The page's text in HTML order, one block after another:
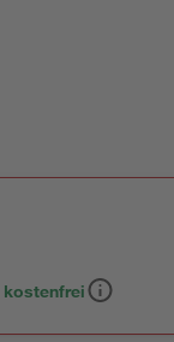
kostenfrei